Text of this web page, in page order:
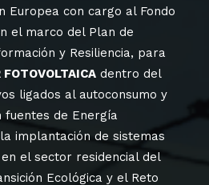
Europea con cargo al Fondo
el marco del Plan de
y Resiliencia, para
dentro del
ligados al autoconsumo y
fuentes de Energía
implantación de sistemas
el sector residencial del
Ecológica y el Reto